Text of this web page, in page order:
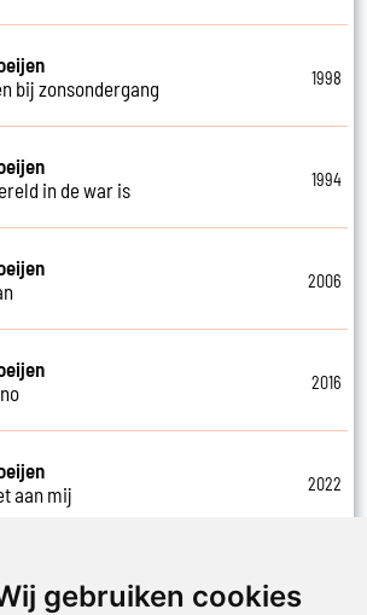
gebruiken cookies
bij zonsondergang
1998
in de war is
1994
2006
2016
aan mij
2022